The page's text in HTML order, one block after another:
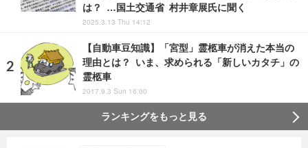
は？ …国土交通省 村井章展氏に聞く
2025.3.13 Thu 14:12
【自動車豆知識】「宮型」霊柩車が消えた本当の
理由とは？ いま、求められる「新しいカタチ」の
霊柩車
2017.9.3 Sun 16:00
ランキングをもっと見る